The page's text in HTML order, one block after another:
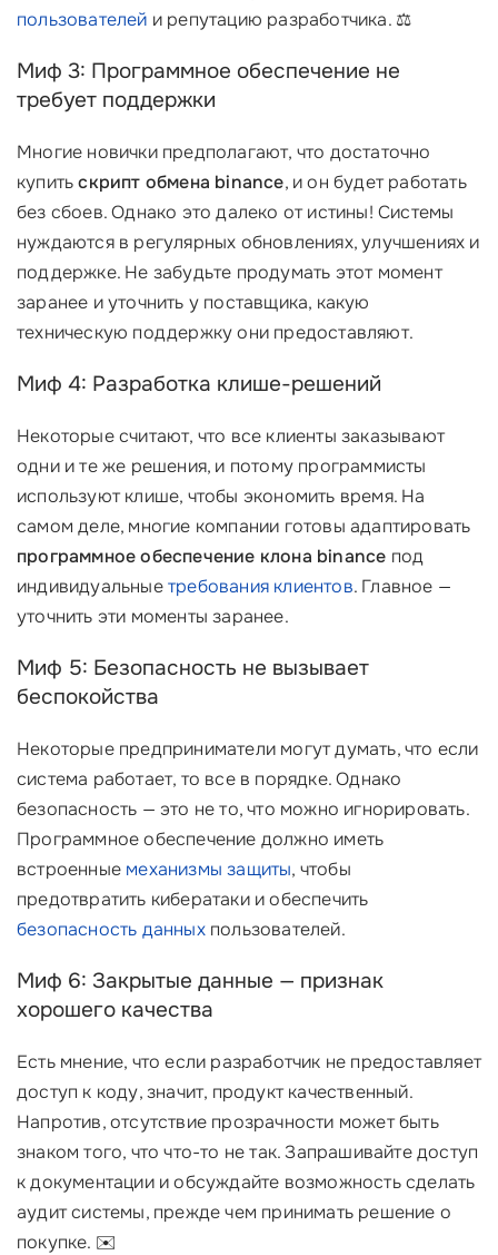
пользователей и репутацию разработчика. ⚖️
Миф 3: Программное обеспечение не
требует поддержки
Многие новички предполагают, что достаточно
купитьскрипт обмена binance, и он будет работать
без сбоев. Однако это далеко от истины! Системы
нуждаются в регулярных обновлениях, улучшениях и
поддержке. Не забудьте продумать этот момент
заранее и уточнить у поставщика, какую
техническую поддержку они предоставляют.
Миф 4: Разработка клише-решений
Некоторые считают, что все клиенты заказывают
одни и те же решения, и потому программисты
используют клише, чтобы экономить время. На
самом деле, многие компании готовы адаптировать
программное обеспечение клона binance под
индивидуальныетребования клиентов. Главное —
уточнить эти моменты заранее.
Миф 5: Безопасность не вызывает
беспокойства
Некоторые предприниматели могут думать, что если
система работает, то все в порядке. Однако
безопасность — это не то, что можно игнорировать.
Программное обеспечение должно иметь
встроенные механизмы защиты, чтобы
предотвратить кибератаки и обеспечить
безопасность данныхпользователей.
Миф 6: Закрытые данные — признак
хорошего качества
Есть мнение, что если разработчик не предоставляет
доступ к коду, значит, продукт качественный.
Напротив, отсутствие прозрачности может быть
знаком того, что что-то не так. Запрашивайте доступ
к документации и обсуждайте возможность сделать
аудит системы, прежде чем принимать решение о
покупке. ✉️